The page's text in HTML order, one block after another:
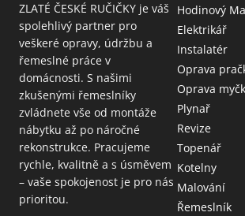
ZLATÉ ČESKÉ RUČIČKY je váš
spolehlivý partner pro
veškeré opravy, údržbu a
řemeslné práce v
domácnosti. S našimi
zkušenými řemeslníky
zvládnete vše od montáže
nábytku až po náročné
rekonstrukce. Pracujeme
rychle, kvalitně a s úsměvem
– vaše spokojenost je pro nás
prioritou.
Hodinový
Elektrikář
Instalatér
Oprava
Oprava
Plynař
Revize
Topenář
Kotelny
Malování
Řemeslník